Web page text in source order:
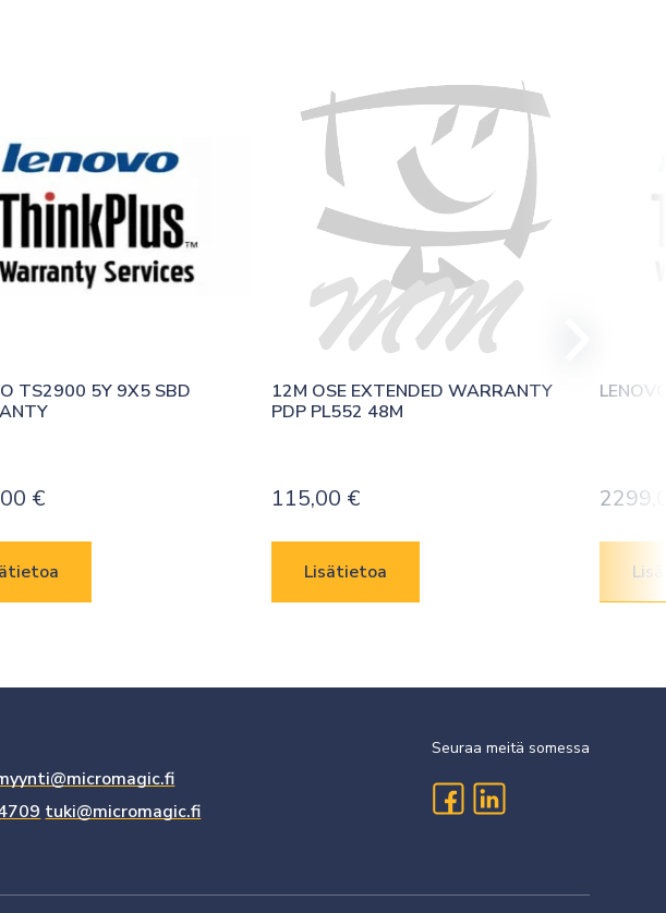
TS2900 5Y 9X5 SBD
€
12M OSE EXTENDED WARRANTY
PDP PL552 48M
115,00 €
Lisätietoa
tuki@micromagic.fi
Seuraa meitä somessa